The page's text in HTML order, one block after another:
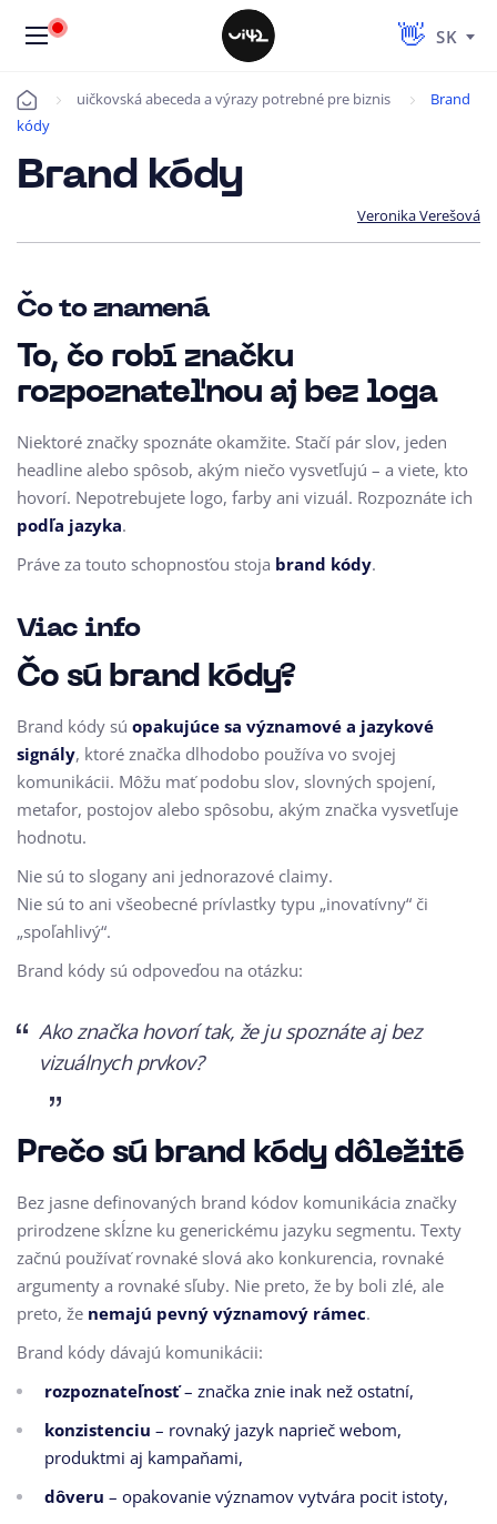
SK
Úvod uičkovská abeceda a výrazy potrebné pre biznis
Brand
kódy
Brand kódy
Veronika Verešová
Čo to znamená
To, čo robí značku
rozpoznateľnou aj bez loga
Niektoré značky spoznáte okamžite. Stačí pár slov, jeden
headline alebo spôsob, akým niečo vysvetľujú – a viete, kto
hovorí. Nepotrebujete logo, farby ani vizuál. Rozpoznáte ich
podľa jazyka.
Práve za touto schopnosťou stoja brand kódy.
Viac info
Čo sú brand kódy?
Brand kódy sú opakujúce sa významové a jazykové
signály, ktoré značka dlhodobo používa vo svojej
komunikácii. Môžu mať podobu slov, slovných spojení,
metafor, postojov alebo spôsobu, akým značka vysvetľuje
hodnotu.
Nie sú to slogany ani jednorazové claimy.
Nie sú to ani všeobecné prívlastky typu „inovatívny“ či
„spoľahlivý“.
Brand kódy sú odpoveďou na otázku:
Ako značka hovorí tak, že ju spoznáte aj bez
vizuálnych prvkov?
Prečo sú brand kódy dôležité
Bez jasne definovaných brand kódov komunikácia značky
prirodzene skĺzne ku generickému jazyku segmentu. Texty
začnú používať rovnaké slová ako konkurencia, rovnaké
argumenty a rovnaké sľuby. Nie preto, že by boli zlé, ale
preto, že nemajú pevný významový rámec.
Brand kódy dávajú komunikácii:
rozpoznateľnosť– značka znie inak než ostatní,
konzistenciu – rovnaký jazyk naprieč webom,
produktmi aj kampaňami,
dôveru – opakovanie významov vytvára pocit istoty,